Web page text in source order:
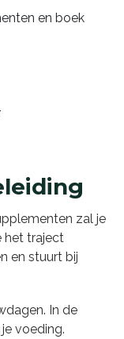
en boek
zal je
het traject
en stuurt bij
In de
voeding.